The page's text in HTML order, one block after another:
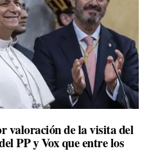
valoración de la visita del
PP y Vox que entre los